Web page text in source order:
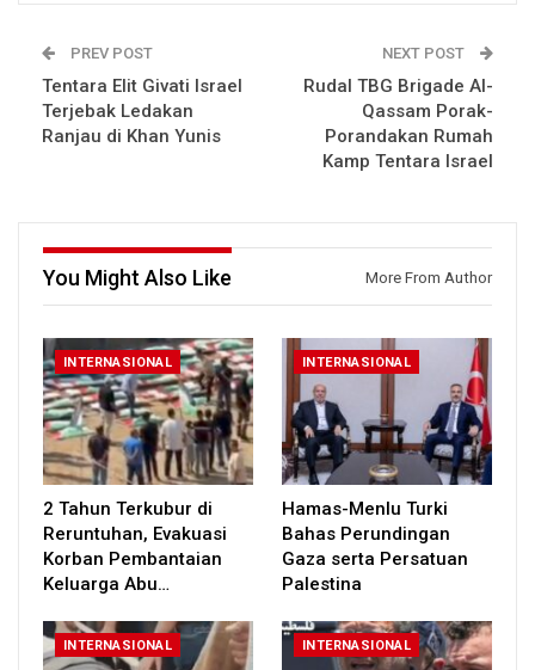
PREV POST
Tentara Elit Givati Israel
Terjebak Ledakan
Ranjau di Khan Yunis
NEXT POST
Rudal TBG Brigade Al-
Qassam Porak-
Porandakan Rumah
Kamp Tentara Israel
You Might Also Like More From Author
INTERNASIONAL
2 Tahun Terkubur di
Reruntuhan, Evakuasi
Korban Pembantaian
Keluarga Abu…
INTERNASIONAL
Hamas-Menlu Turki
Bahas Perundingan
Gaza serta Persatuan
Palestina
INTERNASIONAL INTERNASIONAL